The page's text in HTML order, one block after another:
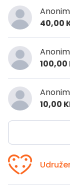
40,00
100,00
10,00